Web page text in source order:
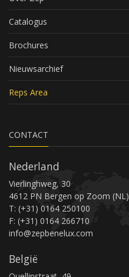
Catalogus
Brochures
Nieuwsarchief
Reps Area
CONTACT
Nederland
Vierlinghweg, 30
4612 PN Bergen op Zoom (NL)
T: (+31) 0164 250100
F: (+31) 0164 266710
info@zepbenelux.com
België